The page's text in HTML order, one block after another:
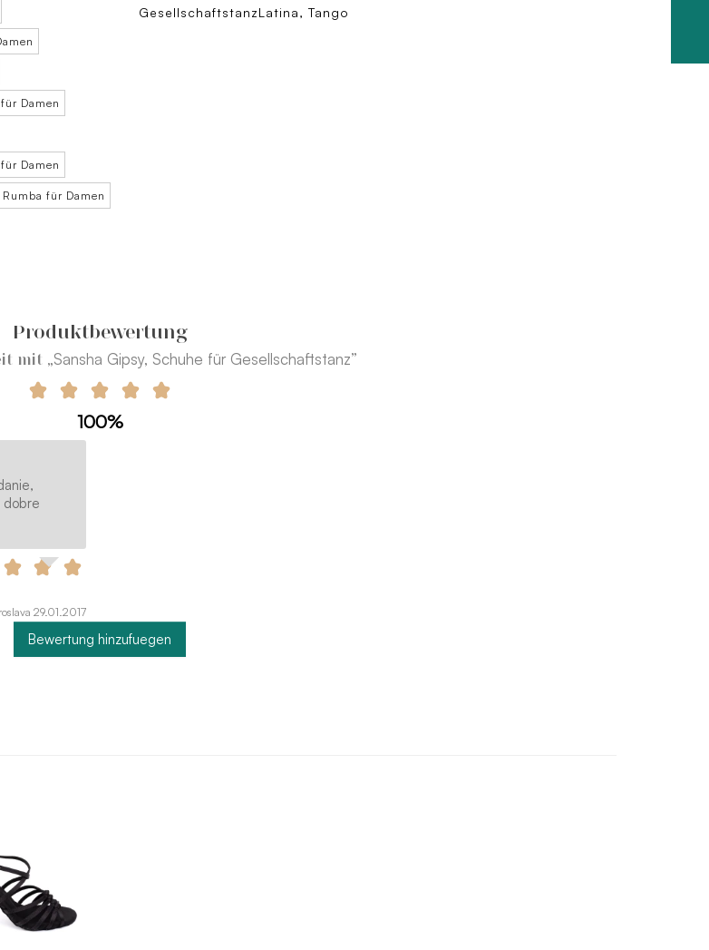
Damen
Damen
für Damen
GesellschaftstanzLatina, Tango
Produktbewertung
mit „Sansha Gipsy, Schuhe für Gesellschaftstanz”
100%
dobre
29.01.2017
Bewertung hinzufuegen